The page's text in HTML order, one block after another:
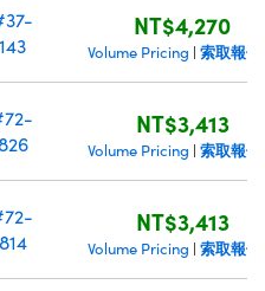
143
NT$4,270
Volume Pricing | 索取報價
NT$3,413
Volume Pricing | 索取報價
814
NT$3,413
Volume Pricing | 索取報價